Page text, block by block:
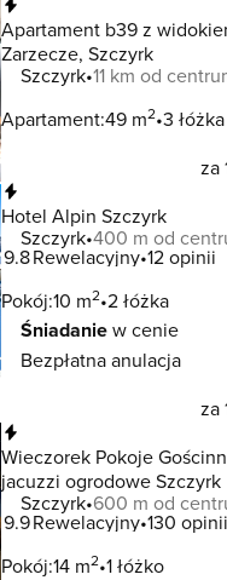
Apartament b39 z
Zarzecze, Szczyrk
Szczyrk 11 km od
Apartament:49 m2 3 łóżka
za
Hotel Alpin Szczyrk
Szczyrk 400 m od
9.8Rewelacyjny 12 opinii
Pokój:10 m2 2 łóżka
Śniadaniew cenie
Bezpłatna anulacja
za
Wieczorek Pokoje
jacuzzi ogrodowe Szczyrk
Szczyrk 600 m od
9.9Rewelacyjny 130 opinii
Pokój:14 m2 1 łóżko